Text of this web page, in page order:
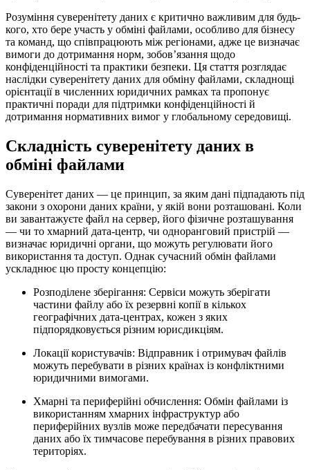
Розуміння суверенітету даних є критично важливим для будь-
кого, хто бере участь у обміні файлами, особливо для бізнесу
та команд, що співпрацюють між регіонами, адже це визначає
вимоги до дотримання норм, зобов’язання щодо
конфіденційності та практики безпеки. Ця стаття розглядає
наслідки суверенітету даних для обміну файлами, складнощі
орієнтації в численних юридичних рамках та пропонує
практичні поради для підтримки конфіденційності й
дотримання нормативних вимог у глобальному середовищі.
Складність суверенітету даних в
обміні файлами
Суверенітет даних — це принцип, за яким дані підпадають під
закони з охорони даних країни, у якій вони розташовані. Коли
ви завантажуєте файл на сервер, його фізичне розташування
— чи то хмарний дата-центр, чи одноранговий пристрій —
визначає юридичні органи, що можуть регулювати його
використання та доступ. Однак сучасний обмін файлами
ускладнює цю просту концепцію:
Розподілене зберігання: Сервіси можуть зберігати
частини файлу або їх резервні копії в кількох
географічних дата-центрах, кожен з яких
підпорядковується різним юрисдикціям.
Локації користувачів: Відправник і отримувач файлів
можуть перебувати в різних країнах із конфліктними
юридичними вимогами.
Хмарні та периферійні обчислення: Обмін файлами із
використанням хмарних інфраструктур або
периферійних вузлів може передбачати пересування
даних або їх тимчасове перебування в різних правових
територіях.